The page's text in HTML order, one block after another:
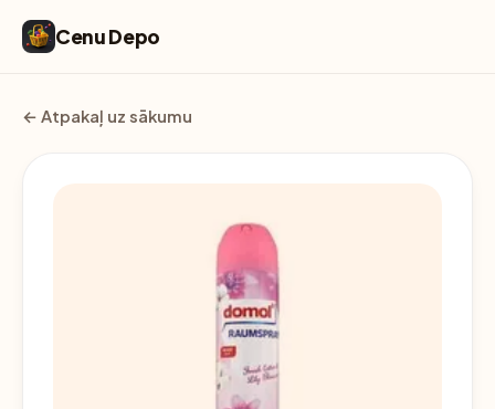
Cenu Depo
← Atpakaļ uz sākumu